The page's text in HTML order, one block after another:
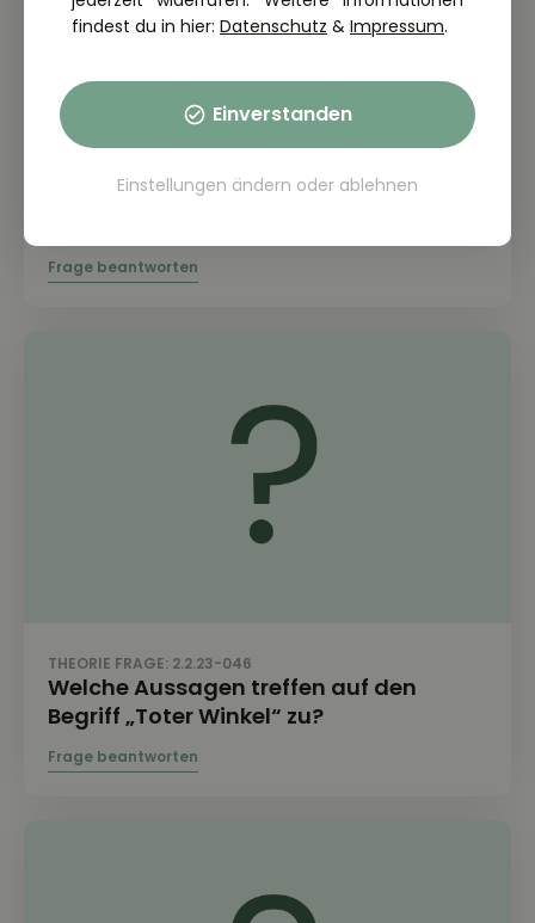
THEORIE FRAGE: 2.2.23-045
Motorrad-Sicherheitsbekleidung
THEORIE FRAGE: 2.2.23-046
Welche Aussagen treffen auf den
Begriff „Toter Winkel“ zu?
findest du in hier: Datenschutz & Impressum.
Einverstanden
Einstellungen ändern oder ablehnen